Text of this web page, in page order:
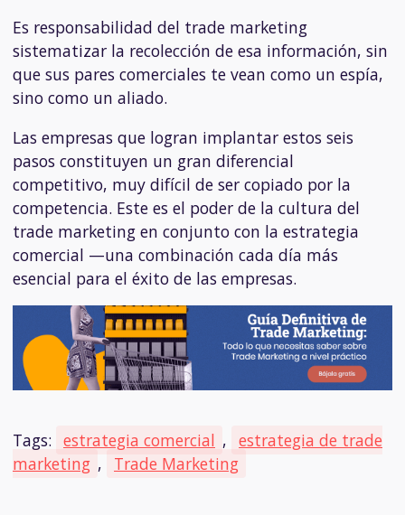
Es responsabilidad del trade marketing
sistematizar la recolección de esa información, sin
que sus pares comerciales te vean como un espía,
sino como un aliado.
Las empresas que logran implantar estos seis
pasos constituyen un gran diferencial
competitivo, muy difícil de ser copiado por la
competencia. Este es el poder de la cultura del
trade marketing en conjunto con la estrategia
comercial —una combinación cada día más
esencial para el éxito de las empresas.
Tags: estrategia comercial , estrategia de trade
marketing , Trade Marketing